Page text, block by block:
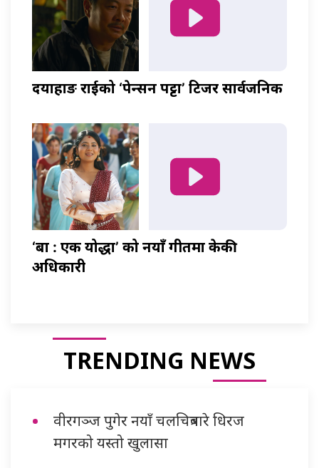
दयाहाङ राईको ‘पेन्सन पट्टा’ टिजर सार्वजनिक
‘बा : एक योद्धा’ को नयाँ गीतमा केकी
अधिकारी
TRENDING NEWS
वीरगञ्ज पुगेर नयाँ चलचित्रबारे धिरज
मगरको यस्तो खुलासा